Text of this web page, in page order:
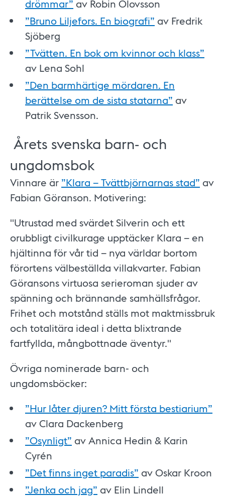
drömmar” av Robin Olovsson
”Bruno Liljefors. En biografi” av Fredrik
Sjöberg
”Tvätten. En bok om kvinnor och klass”
av Lena Sohl
”Den barmhärtige mördaren. En
berättelse om de sista statarna” av
Patrik Svensson.
Årets svenska barn- och
ungdomsbok
Vinnare är ”Klara – Tvättbjörnarnas stad” av
Fabian Göranson. Motivering:
"Utrustad med svärdet Silverin och ett
orubbligt civilkurage upptäcker Klara – en
hjältinna för vår tid – nya världar bortom
förortens välbeställda villakvarter. Fabian
Göransons virtuosa serieroman sjuder av
spänning och brännande samhällsfrågor.
Frihet och motstånd ställs mot maktmissbruk
och totalitära ideal i detta blixtrande
fartfyllda, mångbottnade äventyr."
Övriga nominerade barn- och
ungdomsböcker:
”Hur låter djuren? Mitt första bestiarium”
av Clara Dackenberg
”Osynligt” av Annica Hedin & Karin
Cyrén
”Det finns inget paradis” av Oskar Kroon
”Jenka och jag” av Elin Lindell